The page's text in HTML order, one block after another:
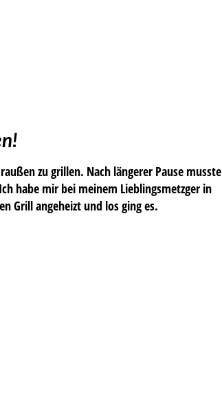
zu grillen. Nach längerer Pause musste
habe mir bei meinem Lieblingsmetzger in
Grill angeheizt und los ging es.